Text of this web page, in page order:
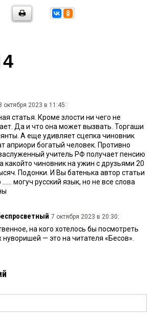
4
октября 2023 в 11:45:
статья. Кроме злости ни чего не
Да и что она может вызвать. Торгаши
А еще удивляет сцепка чиновник
априори богатый человек. Противно
учитель РФ получает пенсию
какойто чиновник на ужин с друзьями 20
Подонки. И Вы батенька автор статьи
…… могуч русский язык, но не все слова
7 октября 2023 в 20:30:
на кого хотелось бы посмотреть
нуворишей — это на читателя «Бесов».